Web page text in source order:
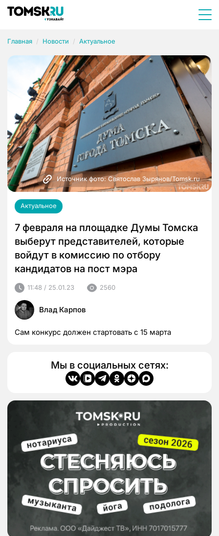
Главная Новости Актуальное
Источник фото: Святослав Зырянов/Tomsk.ru
Актуальное
7 февраля на площадке Думы Томска
выберут представителей, которые
войдут в комиссию по отбору
кандидатов на пост мэра
11:48 / 25.01.23 2560
Влад Карпов
Сам конкурс должен стартовать с 15 марта
Мы в социальных сетях: